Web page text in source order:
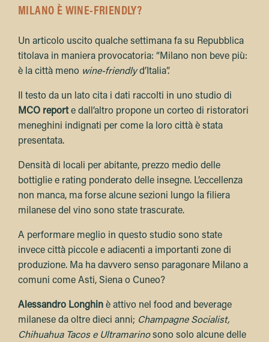
MILANO È WINE-FRIENDLY?
Un articolo uscito qualche settimana fa su Repubblica
titolava in maniera provocatoria: “Milano non beve più:
è la città meno wine-friendlyd’Italia”.
Il testo da un lato cita i dati raccolti in uno studio di
MCO reporte dall’altro propone un corteo di ristoratori
meneghini indignati per come la loro città è stata
presentata.
Densità di locali per abitante, prezzo medio delle
bottiglie e rating ponderato delle insegne. L’eccellenza
non manca, ma forse alcune sezioni lungo la filiera
milanese del vino sono state trascurate.
A performare meglio in questo studio sono state
invece città piccole e adiacenti a importanti zone di
produzione. Ma ha davvero senso paragonare Milano a
comuni come Asti, Siena o Cuneo?
Alessandro Longhin è attivo nel food and beverage
milanese da oltre dieci anni; Champagne Socialist,
Chihuahua Tacos e Ultramarinosono solo alcune delle